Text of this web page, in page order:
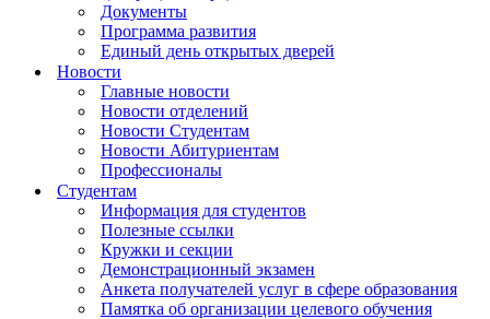
Документы
Программа развития
Единый день открытых дверей
Новости
Главные новости
Новости отделений
Новости Студентам
Новости Абитуриентам
Профессионалы
Студентам
Информация для студентов
Полезные ссылки
Кружки и секции
Демонстрационный экзамен
Анкета получателей услуг в сфере образования
Памятка об организации целевого обучения